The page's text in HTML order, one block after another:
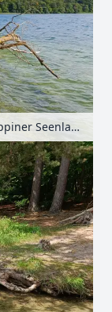
Großer Stechlinsee im NSG Stechlin, Ruppiner Seenland, Brandenburg, Deutschland